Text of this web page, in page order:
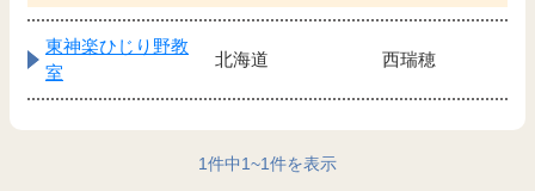
東神楽ひじり野教
室
北海道 西瑞穂
1件中1~1件を表示